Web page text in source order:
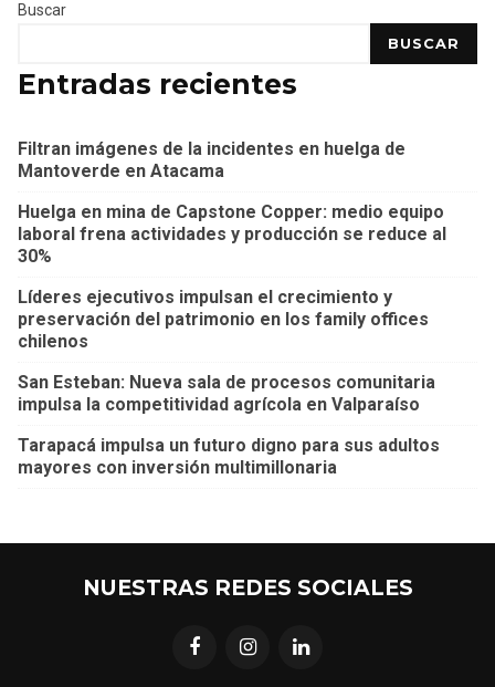
Buscar
BUSCAR
Entradas recientes
Filtran imágenes de la incidentes en huelga de
Mantoverde en Atacama
Huelga en mina de Capstone Copper: medio equipo
laboral frena actividades y producción se reduce al
30%
Líderes ejecutivos impulsan el crecimiento y
preservación del patrimonio en los family offices
chilenos
San Esteban: Nueva sala de procesos comunitaria
impulsa la competitividad agrícola en Valparaíso
Tarapacá impulsa un futuro digno para sus adultos
mayores con inversión multimillonaria
NUESTRAS REDES SOCIALES